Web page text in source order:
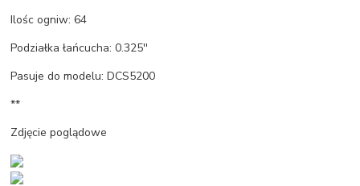
Ilośc ogniw: 64
Podziałka łańcucha: 0.325''
Pasuje do modelu: DCS5200
**
Zdjęcie poglądowe